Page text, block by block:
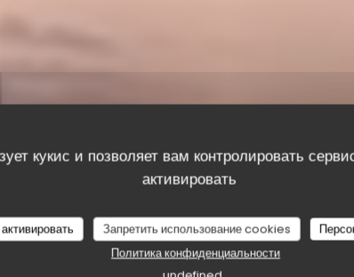
кукис и позволяет вам контролировать
активировать
Запретить использование cookies
Политика конфиденциальности